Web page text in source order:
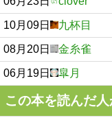
10月09日 九杯目
08月20日 金糸雀
06月19日 皐月
この本を読んだ